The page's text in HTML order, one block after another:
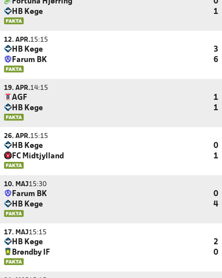
Fortuna Hjørring
0
HB Køge
1
12. APR.15:15
HB Køge
3
Farum BK
6
19. APR.14:15
AGF
1
HB Køge
1
26. APR.15:15
HB Køge
0
FC Midtjylland
1
10. MAJ15:30
Farum BK
0
HB Køge
4
17. MAJ15:15
HB Køge
2
Brøndby IF
0